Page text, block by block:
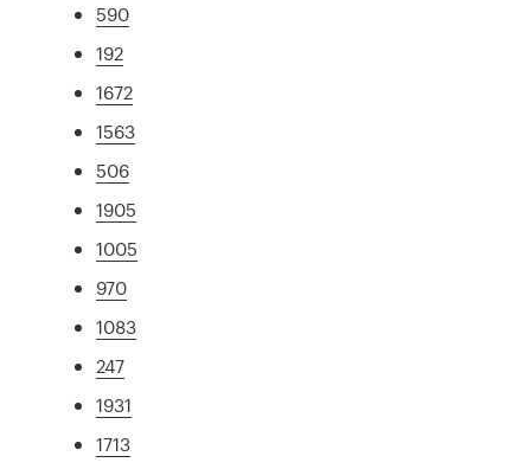
590
192
1672
1563
506
1905
1005
970
1083
247
1931
1713